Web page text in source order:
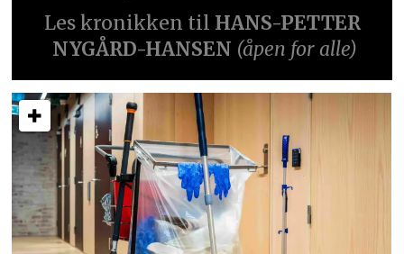
Les kronikken til HANS-PETTER
NYGÅRD-HANSEN (åpen for alle)